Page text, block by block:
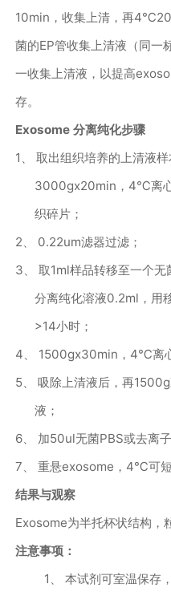
10min ，收集上清，再4℃
菌的EP管收集上清液（同一
一收集上清液，以提高
存。
Exosome 分离纯化步骤
1、 取出组织培养的上清液
3000gx20min ， 4℃离
织碎片；
2、 0.22um滤器过滤；
3、 取1ml样品转移至一个无
分离纯化溶液0.2ml ，用
>14小时；
4、 1500gx30min ， 4℃离
5、 吸除上清液后，再
液；
6、 加50ul无菌PBS或去离
7、 重悬exosome ， 4℃可短
结果与观察
Exosome为半托杯状结构，
注意事项：
1、 本试剂可室温保存，